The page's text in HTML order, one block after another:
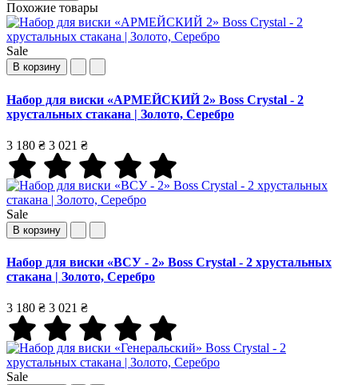
Похожие товары
Sale
В корзину
Набор для виски «АРМЕЙСКИЙ 2» Boss Crystal - 2
хрустальных стакана | Золото, Серебро
3 180 ₴ 3 021 ₴
Sale
В корзину
Набор для виски «ВСУ - 2» Boss Crystal - 2 хрустальных
стакана | Золото, Серебро
3 180 ₴ 3 021 ₴
Sale